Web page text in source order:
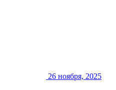
26 ноября, 2025